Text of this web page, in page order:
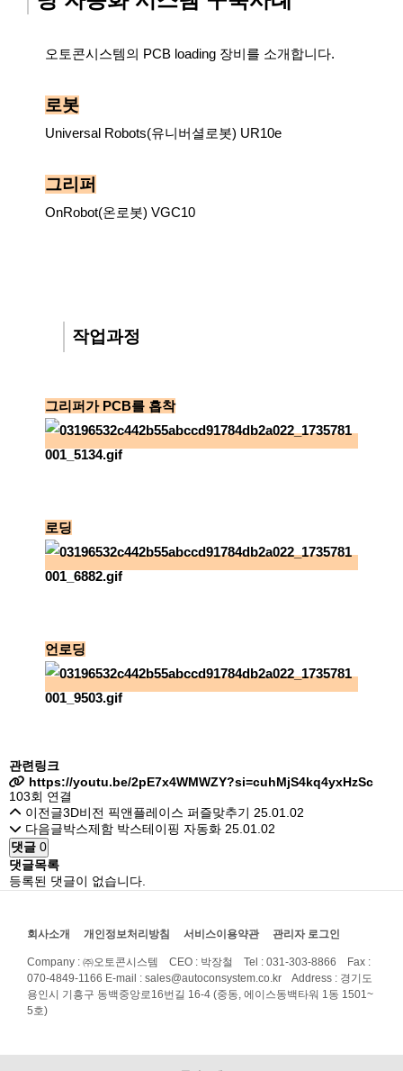
오토콘시스템의 PCB loading 장비를 소개합니다.
로봇
Universal Robots(유니버셜로봇) UR10e
그리퍼
OnRobot(온로봇) VGC10
작업과정
그리퍼가 PCB를 흡착
로딩
언로딩
관련링크
https://youtu.be/2pE7x4WMWZY?si=cuhMjS4kq4yxHzSc
103회 연결
이전글3D비전 픽앤플레이스 퍼즐맞추기 25.01.02
다음글박스제함 박스테이핑 자동화 25.01.02
댓글 0
댓글목록
등록된 댓글이 없습니다.
회사소개 개인정보처리방침 서비스이용약관 관리자 로그인
Company : ㈜오토콘시스템 CEO : 박장철 Tel : 031-303-8866 Fax :
070-4849-1166 E-mail : sales@autoconsystem.co.kr Address : 경기도
용인시 기흥구 동백중앙로16번길 16-4 (중동, 에이스동백타워 1동 1501~
5호)